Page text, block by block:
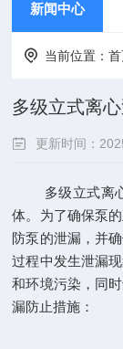
新闻中心
当前位置：
多级立式离
更新时间：
多级立式离心
体。为了确保泵
防泵的泄漏，并
过程中发生泄漏
和环境污染，同
漏防止措施：